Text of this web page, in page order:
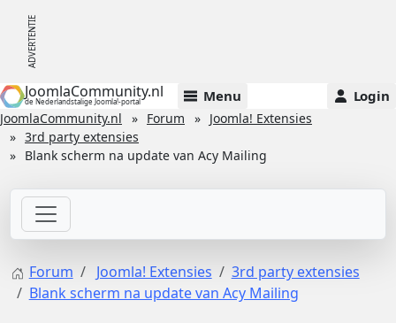
JoomlaCommunity.nl
de Nederlandstalige Joomla!-portal Menu Login
JoomlaCommunity.nl Forum
Joomla! Extensies
3rd party extensies
Blank scherm na update van Acy Mailing
Forum Joomla! Extensies
3rd party extensies
Blank scherm na update van Acy Mailing